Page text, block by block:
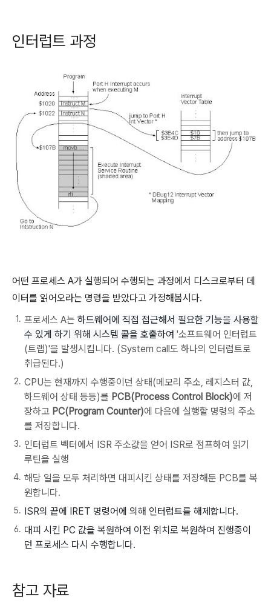
인터럽트 과정
어떤 프로세스 A가 실행되어 수행되는 과정에서 디스크로부터 데
이터를 읽어오라는 명령을 받았다고 가정해봅시다.
프로세스 A는 하드웨어에 직접 접근해서 필요한 기능을 사용할
수 있게 하기 위해 시스템 콜을 호출하여 '소프트웨어 인터럽트
(트랩)'을 발생시킵니다. (System call도 하나의 인터럽트로
취급된다.)
CPU는 현재까지 수행중이던 상태(메모리 주소, 레지스터 값,
하드웨어 상태 등등)를 PCB(Process Control Block)에 저
장하고 PC(Program Counter)에 다음에 실행할 명령의 주소
를 저장합니다.
인터럽트 벡터에서 ISR 주소값을 얻어 ISR로 점프하여 읽기
루틴을 실행
해당 일을 모두 처리하면 대피시킨 상태를 저장해둔 PCB를 복
원합니다.
ISR의 끝에 IRET 명령어에 의해 인터럽트를 해제합니다.
대피 시킨 PC 값을 복원하여 이전 위치로 복원하여 진행중이
던 프로세스 다시 수행합니다.
참고 자료